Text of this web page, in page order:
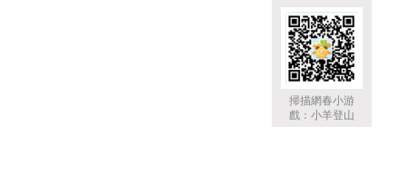
掃描網春小游
戲：小羊登山